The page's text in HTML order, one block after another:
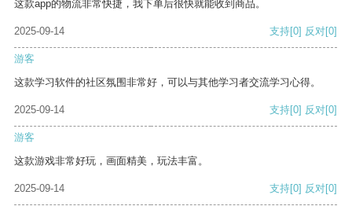
这款app的物流非常快捷，我下单后很快就能收到商品。
2025-09-14 支持[0] 反对[0]
游客
这款学习软件的社区氛围非常好，可以与其他学习者交流学习心得。
2025-09-14 支持[0] 反对[0]
游客
这款游戏非常好玩，画面精美，玩法丰富。
2025-09-14 支持[0] 反对[0]